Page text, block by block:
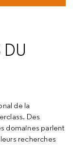
DU
de la
Des
domaines parlent
recherches